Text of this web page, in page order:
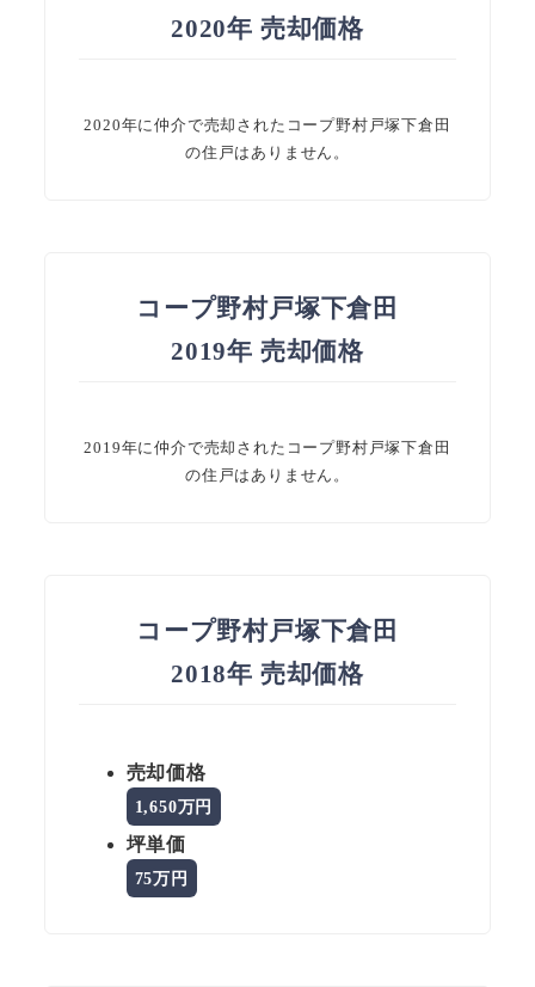
2020年 売却価格
2020年に仲介で売却されたコープ野村戸塚下倉田
の住戸はありません。
コープ野村戸塚下倉田
2019年 売却価格
2019年に仲介で売却されたコープ野村戸塚下倉田
の住戸はありません。
コープ野村戸塚下倉田
2018年 売却価格
売却価格
1,650万円
坪単価
75万円